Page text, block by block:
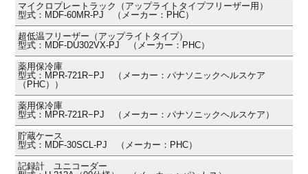
マイクロプレートラック（アップライトタイプフリーザー用）
型式：MDF-60MR-PJ （メーカー：PHC）
超低温フリーザー（アップライトタイプ）
型式：MDF-DU302VX-PJ （メーカー：PHC）
薬用保冷庫
型式：MPR-721R−PJ （メーカー：パナソニックヘルスケア
（PHC））
薬用保冷庫
型式：MPR-721R−PJ （メーカー：パナソニックヘルスケア）
貯蔵ケース
型式：MDF-30SCL-PJ （メーカー：PHC）
記録計 ユニコーダー